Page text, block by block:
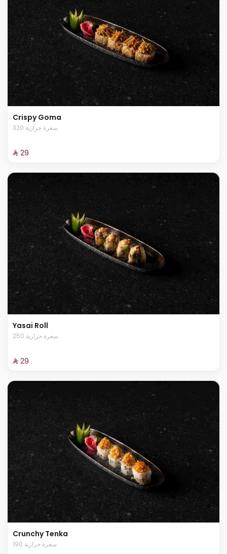
Crispy Goma
320 سعرة حرارية
⁨⁦‪‬ 29⁩
Yasai Roll
250 سعرة حرارية
⁨⁦‪‬ 29⁩
Crunchy Tenka
190 سعرة حرارية